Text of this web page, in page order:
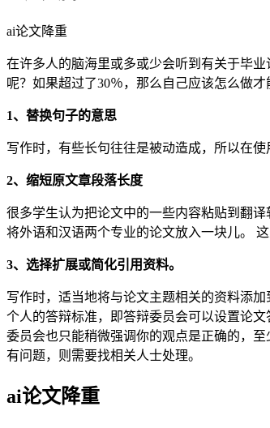
ai论文降重
在许多人的脑海里或多或少会听到有关于毕
呢？如果超过了30％，那么自己应该怎么做
1、替换句子的意思
写作时，有些长句往往是被动造成，所以在
2、缩短原文章段落长度
很多学生认为把论文中的一些内容粘贴到翻
将外语和汉语两个专业的论文放入一块儿。
3、选择扩展或简化引用资料。
写作时，适当地将与论文主题相关的资料添
个人的答辩标准，即答辩委员会可以设置论
委员会也只能稍微强调你的观点是正确的，
有问题，则需要找相关人士处理。
ai论文降重